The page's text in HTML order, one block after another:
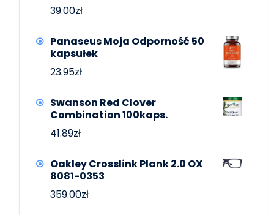
39.00zł
Panaseus Moja Odporność 50
kapsułek
23.95zł
Swanson Red Clover
Combination 100kaps.
41.89zł
Oakley Crosslink Plank 2.0 OX
8081-0353
359.00zł